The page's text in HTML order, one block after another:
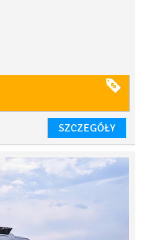
SZCZEGÓŁY